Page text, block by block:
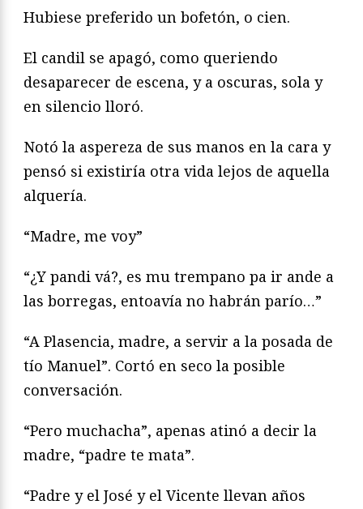
Hubiese preferido un bofetón, o cien.
El candil se apagó, como queriendo
desaparecer de escena, y a oscuras, sola y
en silencio lloró.
Notó la aspereza de sus manos en la cara y
pensó si existiría otra vida lejos de aquella
alquería.
“Madre, me voy”
“¿Y pandi vá?, es mu trempano pa ir ande a
las borregas, entoavía no habrán parío…”
“A Plasencia, madre, a servir a la posada de
tío Manuel”. Cortó en seco la posible
conversación.
“Pero muchacha”, apenas atinó a decir la
madre, “padre te mata”.
“Padre y el José y el Vicente llevan años